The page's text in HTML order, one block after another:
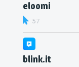
eloomi
57
blink.it